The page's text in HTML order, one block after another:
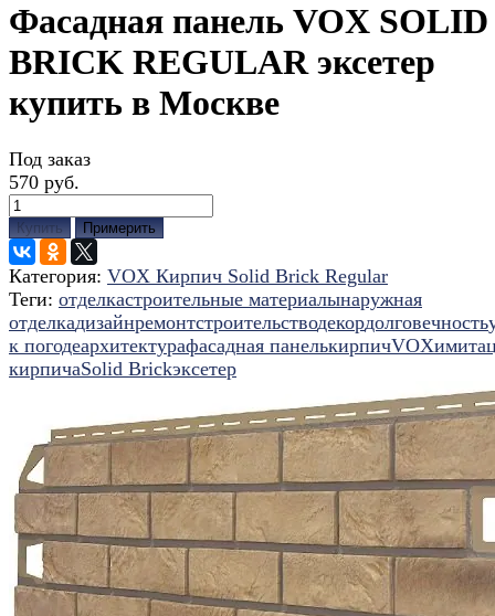
Фасадная панель VOX SOLID
BRICK REGULAR эксетер
купить в Москве
Под заказ
570 руб.
Купить Примерить
Категория: VOX Кирпич Solid Brick Regular
Теги: отделкастроительные материалынаружная
отделкадизайнремонтстроительстводекордолговечность
к погодеархитектурафасадная панелькирпичVOX
кирпичаSolid Brickэксетер